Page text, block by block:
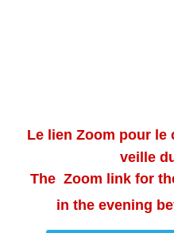
Le lien Zoom pour le
veille
The Zoom link for
in the evening